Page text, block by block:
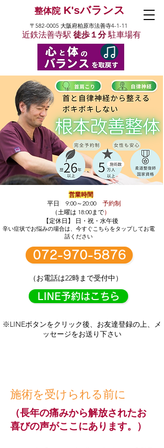
整体院K'sバランス
〒582-0005 大阪府柏原市法善寺4-1-11
近鉄法善寺駅 徒歩１分駐車場有
営業時間
平日 9:00～20:00 予約制
（土曜は 18:00まで）
【定休日】 日・祝・水午後
辛い症状でお悩みの場合は、​今すぐこちらをタップしてお電
話ください
072-970-5876
（お電話は22時まで受付中）
LINE予約はこちら
※LINEボタンをクリック後、お友達登録の上、メ
ッセージをお送り下さい
施術を受けられる前に
（長年の痛みから解放されたお
喜びの声がここにあります。）